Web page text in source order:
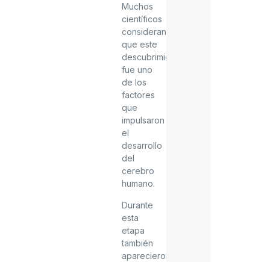
Muchos
científicos
consideran
que este
descubrimiento
fue uno
de los
factores
que
impulsaron
el
desarrollo
del
cerebro
humano.
Durante
esta
etapa
también
aparecieron